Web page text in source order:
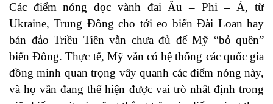
Các điểm nóng dọc vành đai Âu – Phi – Á, từ
Ukraine, Trung Đông cho tới eo biển Đài Loan hay
bán đảo Triều Tiên vẫn chưa đủ để Mỹ “bỏ quên”
biển Đông. Thực tế, Mỹ vẫn có hệ thống các quốc gia
đồng minh quan trọng vây quanh các điểm nóng này,
và họ vẫn đang thể hiện được vai trò nhất định trong